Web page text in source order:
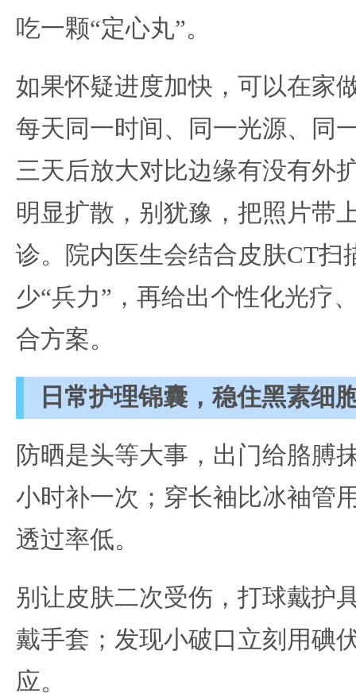
吃一颗“定心丸”。
如果怀疑进度加快，可以在家
每天同一时间、同一光源、同
三天后放大对比边缘有没有外
明显扩散，别犹豫，把照片带
诊。院内医生会结合皮肤CT扫
少“兵力”，再给出个性化光疗
合方案。
日常护理锦囊，稳住黑素细
防晒是头等大事，出门给胳膊
小时补一次；穿长袖比冰袖管
透过率低。
别让皮肤二次受伤，打球戴护
戴手套；发现小破口立刻用碘
应。